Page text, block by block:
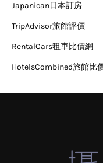
Japanican日本訂房
TripAdvisor旅館評價
RentalCars租車比價網
HotelsCombined旅館比